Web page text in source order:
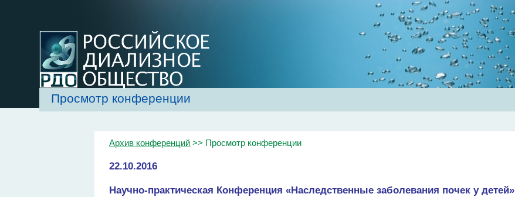
Просмотр конференции
Архив конференций >> Просмотр конференции
22.10.2016
Научно-практическая Конференция «Наследственные заболевания почек у детей»